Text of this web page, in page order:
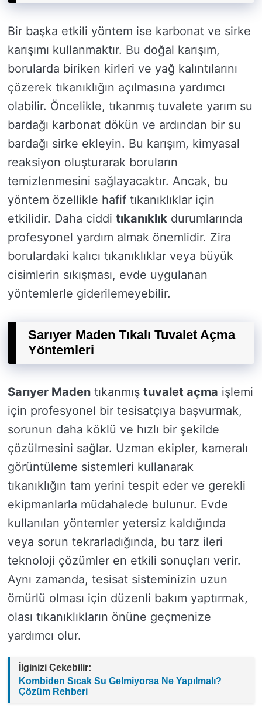
Bir başka etkili yöntem ise karbonat ve sirke
karışımı kullanmaktır. Bu doğal karışım,
borularda biriken kirleri ve yağ kalıntılarını
çözerek tıkanıklığın açılmasına yardımcı
olabilir. Öncelikle, tıkanmış tuvalete yarım su
bardağı karbonat dökün ve ardından bir su
bardağı sirke ekleyin. Bu karışım, kimyasal
reaksiyon oluşturarak boruların
temizlenmesini sağlayacaktır. Ancak, bu
yöntem özellikle hafif tıkanıklıklar için
etkilidir. Daha ciddi tıkanıklık durumlarında
profesyonel yardım almak önemlidir. Zira
borulardaki kalıcı tıkanıklıklar veya büyük
cisimlerin sıkışması, evde uygulanan
yöntemlerle giderilemeyebilir.
Sarıyer Maden Tıkalı Tuvalet Açma
Yöntemleri
Sarıyer Maden tıkanmış tuvalet açma işlemi
için profesyonel bir tesisatçıya başvurmak,
sorunun daha köklü ve hızlı bir şekilde
çözülmesini sağlar. Uzman ekipler, kameralı
görüntüleme sistemleri kullanarak
tıkanıklığın tam yerini tespit eder ve gerekli
ekipmanlarla müdahalede bulunur. Evde
kullanılan yöntemler yetersiz kaldığında
veya sorun tekrarladığında, bu tarz ileri
teknoloji çözümler en etkili sonuçları verir.
Aynı zamanda, tesisat sisteminizin uzun
ömürlü olması için düzenli bakım yaptırmak,
olası tıkanıklıkların önüne geçmenize
yardımcı olur.
İlginizi Çekebilir:
Kombiden Sıcak Su Gelmiyorsa Ne Yapılmalı?
Çözüm Rehberi